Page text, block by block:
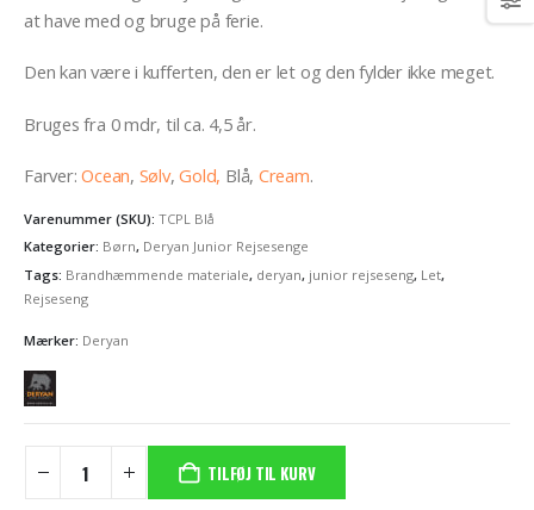
var:
1.299,00 kr..
er:
at have med og bruge på ferie.
Den kan være i kufferten, den er let og den fylder ikke meget.
Bruges fra 0 mdr, til ca. 4,5 år.
Farver:Ocean, Sølv,Gold, Blå, Cream.
Varenummer (SKU): TCPL Blå
Kategorier: Børn, Deryan Junior Rejsesenge
Tags: Brandhæmmende materiale, deryan, junior rejseseng, Let,
Rejseseng
Mærker: Deryan
TILFØJ TIL KURV